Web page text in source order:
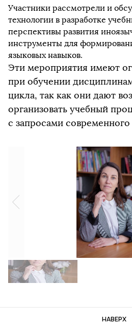
Участники рассмотрели и
технологии в разработке
перспективы развития
инструменты для
языковых навыков.
Эти мероприятия имеют
при обучении
цикла, так как они дают
организовать учебный
с запросами
НАВЕРХ